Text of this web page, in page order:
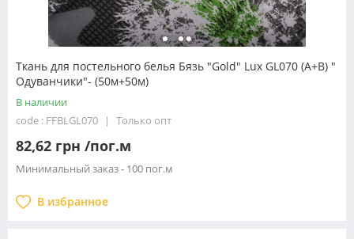
Ткань для постельного белья Бязь "Gold" Lux GL070 (A+B) "
Одуванчики"- (50м+50м)
В наличии
code : FFBLGL070
Только опт
82,62 грн /пог.м
Минимальный заказ - 100 пог.м
В избранное